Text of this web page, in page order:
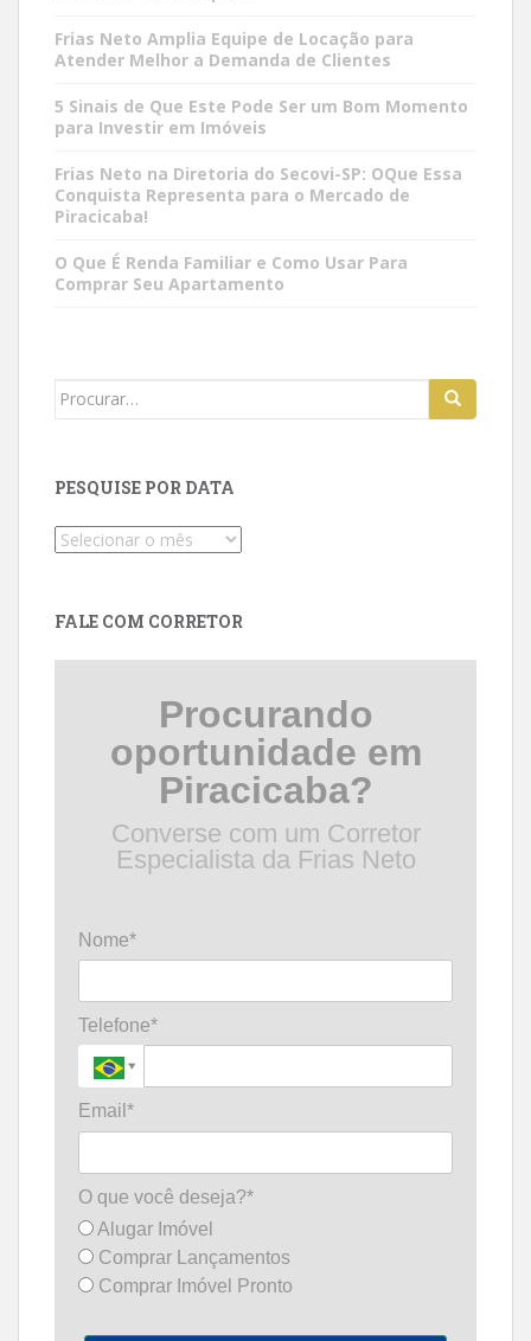
Frias Neto Amplia Equipe de Locação para
Atender Melhor a Demanda de Clientes
5 Sinais de Que Este Pode Ser um Bom Momento
para Investir em Imóveis
Frias Neto na Diretoria do Secovi-SP: OQue Essa
Conquista Representa para o Mercado de
Piracicaba!
O Que É Renda Familiar e Como Usar Para
Comprar Seu Apartamento
Search
PESQUISE POR DATA
Pesquise
FALE COM CORRETOR
Procurando
oportunidade em
Piracicaba?
Converse com um Corretor
Especialista da Frias Neto
Nome*
Telefone*
Email*
O que você deseja?*
Alugar Imóvel
Comprar Lançamentos
Comprar Imóvel Pronto